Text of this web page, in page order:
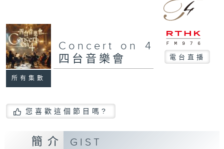
所有集數
Concert on 4
四台音樂會
電台直播
您喜歡這個節目嗎?
簡介 GIST